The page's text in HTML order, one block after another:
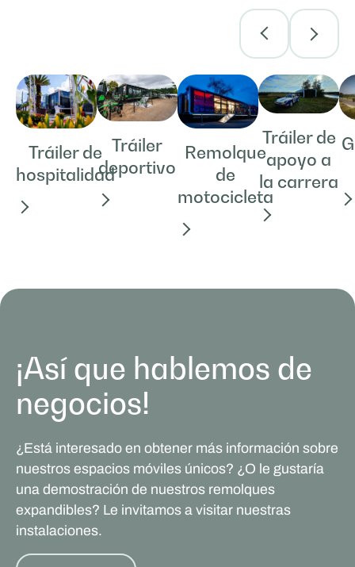
Tráiler de
hospitalidad
Tráiler
deportivo
Remolque
de
motocicleta
Tráiler de
apoyo a
la carrera
¡Así que hablemos de
negocios!
¿Está interesado en obtener más información sobre
nuestros espacios móviles únicos? ¿O le gustaría
una demostración de nuestros remolques
expandibles? Le invitamos a visitar nuestras
instalaciones.